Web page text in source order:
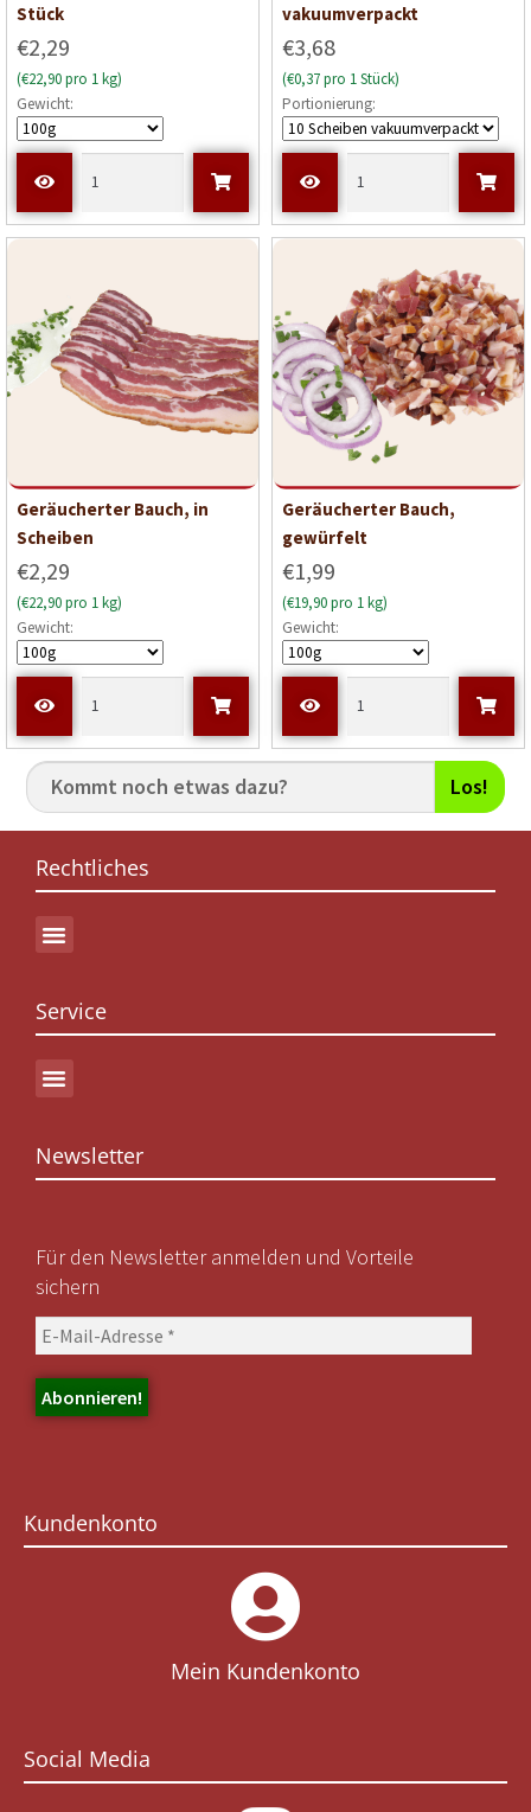
Stück
€2,29
(€22,90 pro 1 kg)
Gewicht:
vakuumverpackt
€3,68
(€0,37 pro 1 Stück)
Portionierung:
Geräucherter Bauch, in
Scheiben
€2,29
(€22,90 pro 1 kg)
Gewicht:
Geräucherter Bauch,
gewürfelt
€1,99
(€19,90 pro 1 kg)
Gewicht:
Los!
Rechtliches
Service
Newsletter
Für den Newsletter anmelden und Vorteile
sichern
Kundenkonto
Mein Kundenkonto
Social Media